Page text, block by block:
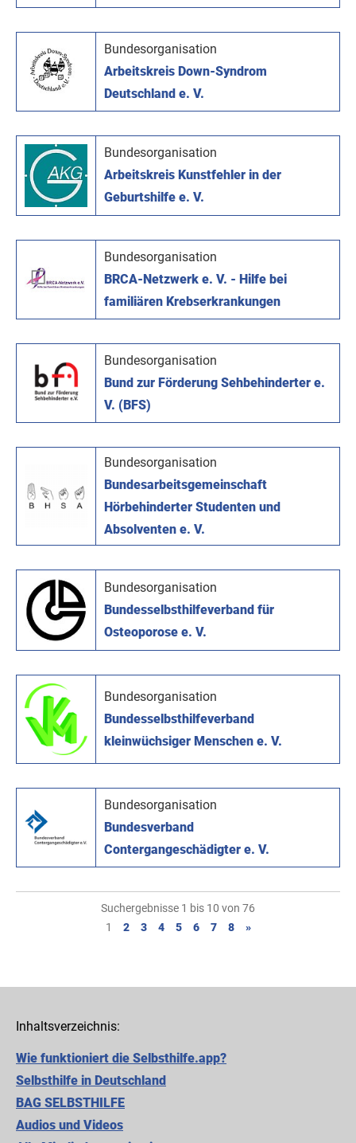
Bundesorganisation
Arbeitskreis Down-Syndrom
Deutschland e. V.
Bundesorganisation
Arbeitskreis Kunstfehler in der
Geburtshilfe e. V.
Bundesorganisation
BRCA-Netzwerk e. V. - Hilfe bei
familiären Krebserkrankungen
Bundesorganisation
Bund zur Förderung Sehbehinderter e.
V. (BFS)
Bundesorganisation
Bundesarbeitsgemeinschaft
Hörbehinderter Studenten und
Absolventen e. V.
Bundesorganisation
Bundesselbsthilfeverband für
Osteoporose e. V.
Bundesorganisation
Bundesselbsthilfeverband
kleinwüchsiger Menschen e. V.
Bundesorganisation
Bundesverband
Contergangeschädigter e. V.
Suchergebnisse 1 bis 10 von 76
1
2 3 4 5 6 7 8 »
Inhaltsverzeichnis:
Wie funktioniert die Selbsthilfe.app?
Selbsthilfe in Deutschland
BAG SELBSTHILFE
Audios und Videos